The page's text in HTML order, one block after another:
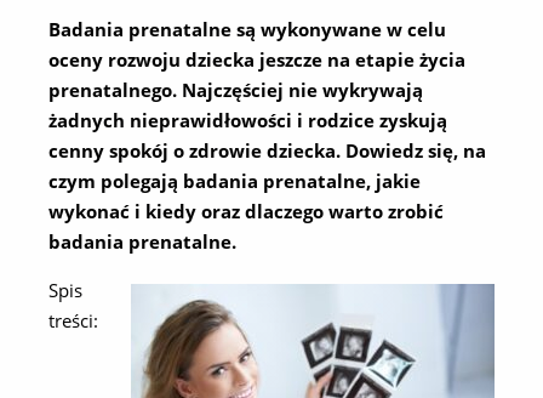
Badania prenatalne są wykonywane w celu
oceny rozwoju dziecka jeszcze na etapie życia
prenatalnego. Najczęściej nie wykrywają
żadnych nieprawidłowości i rodzice zyskują
cenny spokój o zdrowie dziecka. Dowiedz się, na
czym polegają badania prenatalne, jakie
wykonać i kiedy oraz dlaczego warto zrobić
badania prenatalne.
Spis
treści: